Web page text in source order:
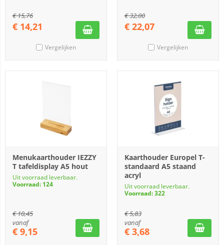
€15,76
€ 14,21
Vergelijken
€32,00
€ 22,07
Vergelijken
Menukaarthouder IEZZY
T tafeldisplay A5 hout
Uit voorraad leverbaar.
Voorraad: 124
€10,45
vanaf
€ 9,15
Kaarthouder Europel T-
standaard A5 staand
acryl
Uit voorraad leverbaar.
Voorraad: 322
€5,83
vanaf
€ 3,68